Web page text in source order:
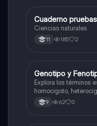
Biologia
Cuaderno
Ciencias naturales
11 185 2
GBiologia
Genotipo y
Explora los términos
homocigoto,
9 62 0